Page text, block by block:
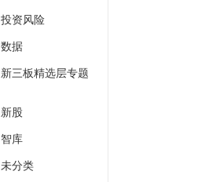
投资风险
数据
新三板精选层专题
新股
智库
未分类